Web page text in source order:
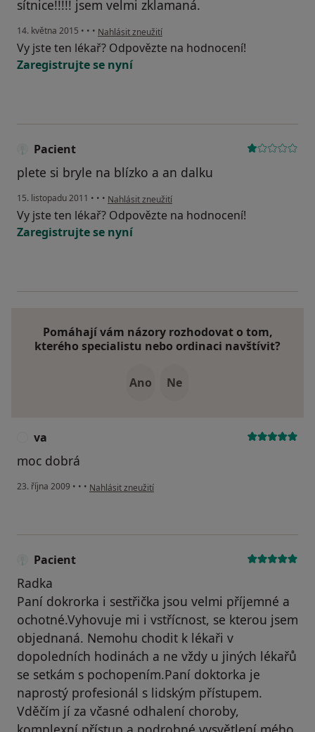
sítnice!!!!! jsem velmi zklamaná.
14. května 2015 • • • podle názoru uživatele Váš účet byl odstraněn
Nahlásit zneužití
Vy jste ten lékař? Odpovězte na hodnocení!
Zaregistrujte se nyní
Pacient
plete si bryle na blízko a an dalku
15. listopadu 2011 • • • podle názoru uživatele Pacient
Nahlásit zneužití
Vy jste ten lékař? Odpovězte na hodnocení!
Zaregistrujte se nyní
Pomáhají vám názory rozhodovat o tom,
kterého specialistu nebo ordinaci navštívit?
Ano Ne
va
moc dobrá
23. října 2009 • • • podle názoru uživatele va
Nahlásit zneužití
Pacient
Radka
Paní dokrorka i sestřička jsou velmi příjemné a
ochotné.Vyhovuje mi i vstřícnost, se kterou jsem
objednaná. Nemohu chodit k lékaři v
dopoledních hodinách a ne vždy u jiných lékařů
se setkám s pochopením.Paní doktorka je
naprostý profesionál s lidským přístupem.
Vděčím jí za včasné odhalení choroby,